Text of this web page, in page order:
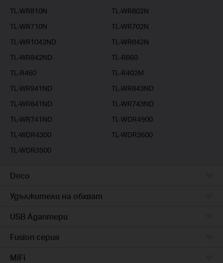
TL-WR810N
TL-WR802N
TL-WR710N
TL-WR702N
TL-WR1042ND
TL-WR842N
TL-WR842ND
TL-R860
TL-R460
TL-R402M
TL-WR941ND
TL-WR843ND
TL-WR841ND
TL-WR743ND
TL-WR741ND
TL-WDR4900
TL-WDR4300
TL-WDR3600
TL-WDR3500
Deco
Удължители на обхват
USB Адаптери
Fusion серия
MiFi